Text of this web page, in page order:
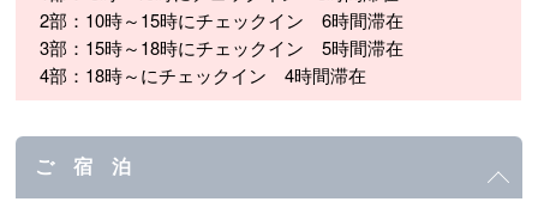
2部：10時～15時にチェックイン 6時間滞在
3部：15時～18時にチェックイン 5時間滞在
4部：18時～にチェックイン 4時間滞在
ご 宿 泊